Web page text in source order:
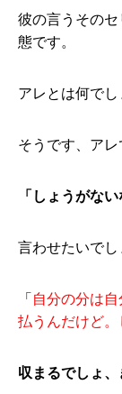
彼の言うその
態です。
アレとは何でし
そうです、アレ
「しょうがない
言わせたいでし
「 自分の分は
払うんだけど
収まるでしょ、